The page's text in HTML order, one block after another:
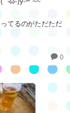
てるのがただただ
0